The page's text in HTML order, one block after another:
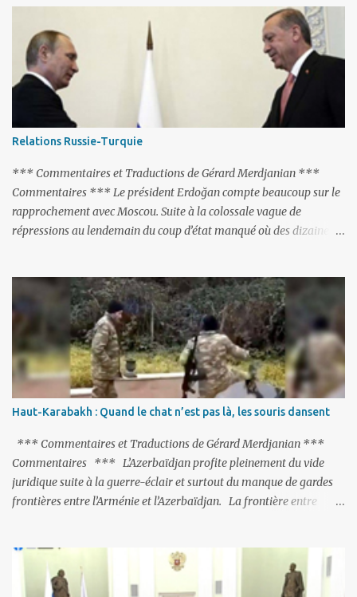
Les deux points non résolus portaient sur la renonciation aux
revendications internationales mutuelles et sur l'abstention de
déployer des représentants d'autres pays le long de la frontière
entre l'Arménie et l'Azerbaïdjan. C’est chose faite, l’Arménie a
accepté. Comme on pouvait s’y attendre, Bakou a posé de
nouvelles conditions préalables : 1- L’Arménie doit demander la
dissolution du Groupe de Minsk de l’OSCE ; 2- et surtout, elle doit
changer sa Constitution en supprimant toute allusion au
‘Karabakh’. Su...
Relations Russie-Turquie
*** Commentaires et Traductions de Gérard Merdjanian ***
Commentaires *** Le président Erdoğan compte beaucoup sur le
rapprochement avec Moscou. Suite à la colossale vague de
répressions au lendemain du coup d’état manqué où des dizaines
fermés, ses relations avec les Occidentaux se sont notablement
refroidies ; Moscou s’était abstenu de critiquer Ankara sur cette
purge massive. Avec en perspective, une épée de Damoclès
suspendue au-dessus de la tête - la fin des négociations d’adhésion
à l’UE si la peine de mort est rétablie ; Et des menaces non voilées
envers les Etats-Unis : «Si Gülen n'est pas extradé, les États-Unis
sacrifieront les relations bilatérales à cause de ce terroriste» , a
prévenu le ministre turc de la Justice, Bekir Bozdag.
Haut-Karabakh : Quand le chat n’est pas là, les souris dansent
*** Commentaires et Traductions de Gérard Merdjanian ***
Commentaires *** L’Azerbaïdjan profite pleinement du vide
juridique suite à la guerre-éclair et surtout du manque de gardes
frontières entre l’Arménie et l’Azerbaïdjan. La frontière entre
Gumri. On ne sait jamais si l’envie prenait au zigoto d’en face
d’envoyer ses chars sur Erevan (1). Si les 221km de frontière avec